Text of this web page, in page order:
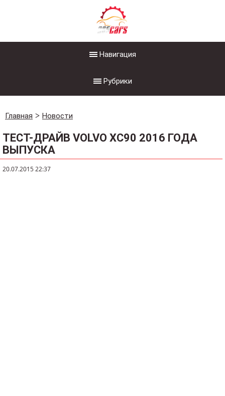
Навигация
Рубрики
Главная Новости
ТЕСТ-ДРАЙВ VOLVO XC90 2016 ГОДА
ВЫПУСКА
20.07.2015 22:37